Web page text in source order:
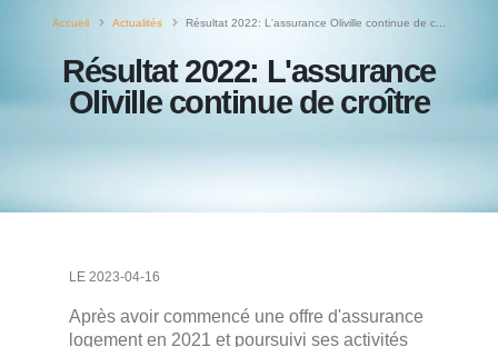
Résultat 2022: L'assurance
Oliville continue de croître
Accueil Actualités Résultat 2022: L'assurance Oliville continue de c...
LE 2023-04-16
Après avoir commencé une offre d'assurance
logement en 2021 et poursuivi ses activités